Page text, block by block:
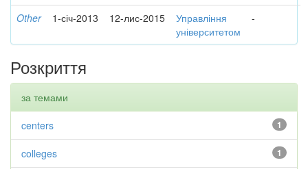
Other 1-січ-2013 12-лис-2015
Управління
університетом
-
Розкриття
за темами
1
centers
1
colleges